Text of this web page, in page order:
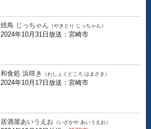
焼鳥 じっちゃん （やきとり じっちゃん）
2024年10月31日放送：宮崎市
和食処 浜咲き （わしょくどころ はまさき）
2024年10月17日放送：宮崎市
居酒屋あいうえお （いざかや あいうえお）